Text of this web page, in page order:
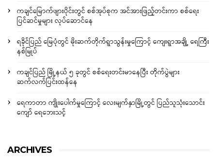
ကချင်မြောက်ဖျားပိုင်းတွင် စစ်အုပ်စုက အင်အားဖြည့်တင်းကာ စစ်ရေး
ပြင်ဆင်မှုများ လုပ်ဆောင်နေ
ရခိုင်ပြည် မြေပုံတွင် မိုးဆက်တိုက်ရွာသွန်းမှုကြောင့် ကျေးရွာအချို့ ရေကြီး
နစ်မြုပ်
ကချင်ပြည် မြို့နယ် ၅ ခုတွင် စစ်ရေးတင်းမာနေပြီး တိုက်ပွဲများ
ဆက်လက်ပြင်းထန်နေ
ရေကာတာ ကျိုးပေါက်မှုကြောင့် လေးမျက်နှာမြို့တွင် ပြည်သူသုံးသောင်း
ကျော် ရေဘေးသင့်
ARCHIVES